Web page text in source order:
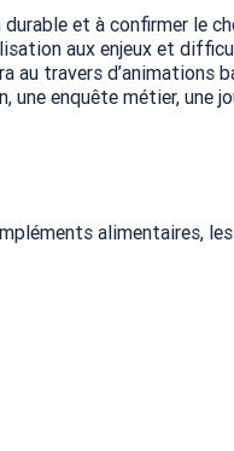
et à confirmer le
aux enjeux et
travers d’animations
enquête métier, une
alimentaires,